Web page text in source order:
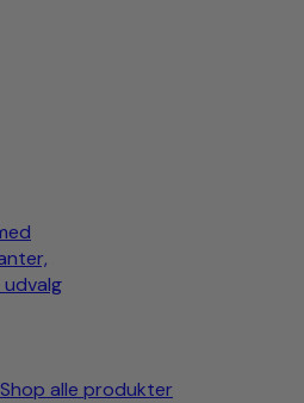
Shop alle produkter